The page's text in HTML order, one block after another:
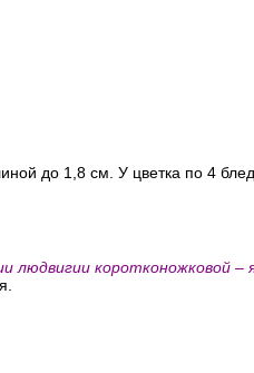
до 1,8 см. У цветка по 4
людвигии коротконожковой –